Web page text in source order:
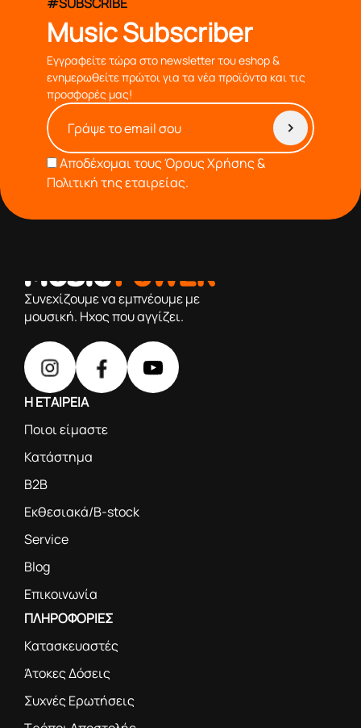
Music Subscriber
Εγγραφείτε τώρα στο newsletter του eshop &
ενημερωθείτε πρώτοι για τα νέα προϊόντα και τις
προσφορές μας!
Αποδέχομαι τουςΌρους Χρήσης &
Πολιτική της εταιρείας.
Συνεχίζουμε να εμπνέουμε με
μουσική. Ηχος που αγγίζει.
Η ΕΤΑΙΡΕΙΑ
Ποιοι είμαστε
Κατάστημα
B2B
Εκθεσιακά/B-stock
Service
Blog
Επικοινωνία
ΠΛΗΡΟΦΟΡΙΕΣ
Κατασκευαστές
Άτοκες Δόσεις
Συχνές Ερωτήσεις